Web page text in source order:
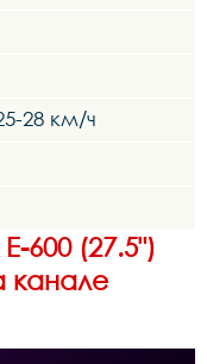
28 км/ч
600 (27.5")
канале